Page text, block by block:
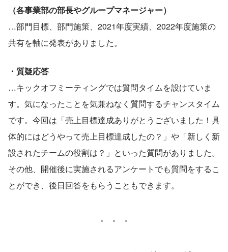
（各事業部の部長やグループマネージャー）
…部門目標、部門施策、2021年度実績、2022年度施策の
共有を軸に発表がありました。
・質疑応答
…キックオフミーティングでは質問タイムを設けていま
す。気になったことを気兼ねなく質問するチャンスタイム
です。今回は「売上目標達成ありがとうございました！具
体的にはどうやって売上目標達成したの？」や「新しく新
設されたチームの役割は？」といった質問がありました。
その他、開催後に実施されるアンケートでも質問をするこ
とができ、後日回答をもらうこともできます。